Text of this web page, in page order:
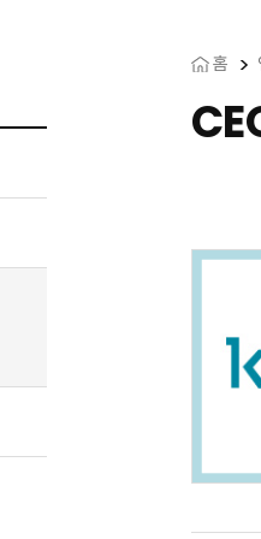
홈